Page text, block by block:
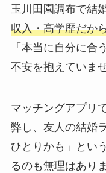
玉川田園調布で結
収入・高学歴だか
「本当に自分に合
不安を抱えていま
マッチングアプリ
弊し、友人の結婚
ひとりかも」とい
るのも無理はあり